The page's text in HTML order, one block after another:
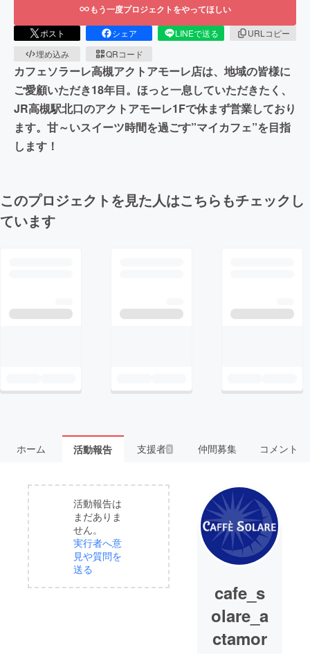
もう一度プロジェクトをやってほしい
ポスト シェア LINEで送る
URLコピー
埋め込み
QRコード
カフェソラーレ高槻アクトアモーレ店は、地域の皆様に
ご愛顧いただき18年目。ほっと一息していただきたく、
JR高槻駅北口のアクトアモーレ1Fで休まず営業しており
ます。甘～いスイーツ時間を過ごす”マイカフェ”を目指
します！
このプロジェクトを見た人はこちらもチェックし
ています
ホーム 活動報告 支援者3 仲間募集 コメント
活動報告は
まだありま
せん。
実行者へ意
見や質問を
送る
cafe_s
olare_a
ctamor